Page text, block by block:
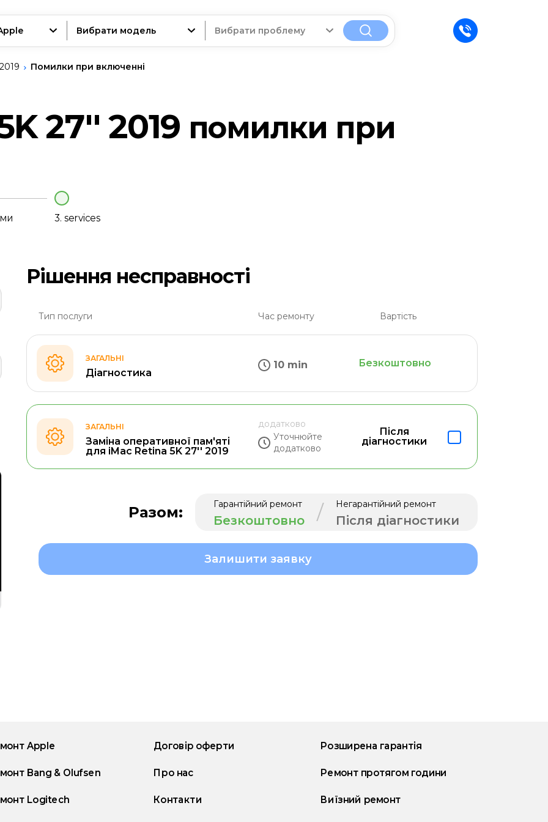
Вибрати модель Вибрати проблему
Помилки при включенні
27'' 2019 помилки при
3. services
Рішення несправності
Тип послуги Час ремонту Вартість
ЗАГАЛЬНІ
Діагностика
10 min Безкоштовно
ЗАГАЛЬНІ
Заміна оперативної пам'яті
для iMac Retina 5K 27'' 2019
додатково
Уточнюйте
додатково
Після
діагностики
Разом: Гарантійний ремонт
Безкоштовно / Негарантійний ремонт
Після діагностики
Залишити заявку
Apple
Bang & Olufsen
Logitech
Договір оферти
Про нас
Контакти
Розширена гарантія
Ремонт протягом години
Виїзний ремонт